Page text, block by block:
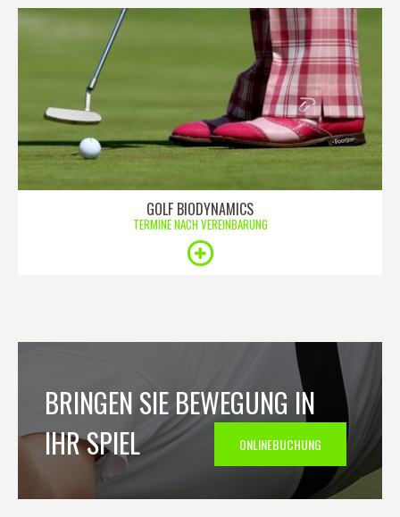
GOLF BIODYNAMICS
TERMINE NACH VEREINBARUNG
BRINGEN SIE BEWEGUNG IN
IHR SPIEL
ONLINEBUCHUNG